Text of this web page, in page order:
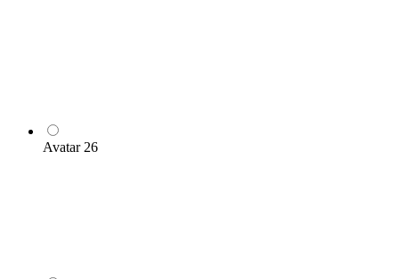
Avatar 26